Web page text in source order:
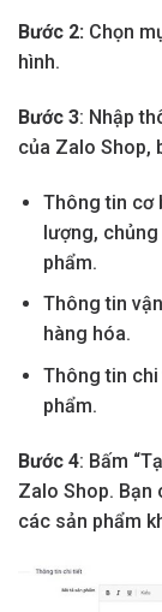
Bước 2: Chọn
hình.
Bước 3: Nhập
của Zalo Shop,
Thông tin cơ
lượng,
phẩm.
Thông tin
hàng hóa.
Thông tin
phẩm.
Bước 4: Bấm
Zalo Shop. Bạn
các sản phẩm